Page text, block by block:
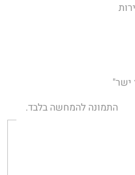
ישר"
התמונה להמחשה בלבד.